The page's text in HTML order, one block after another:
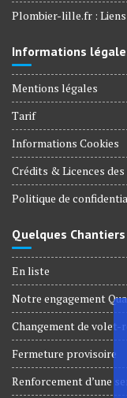
Plombier-lille.fr :
Informations
Mentions légales
Tarif
Informations Cookies
Crédits & Licences
Politique de
Quelques Chantiers
En liste
Notre engagement
Changement de volet-
Fermeture provisoire
Renforcement d’une